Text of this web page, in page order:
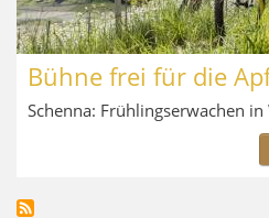
Bühne frei für die
Schenna: Frühlingserwachen in